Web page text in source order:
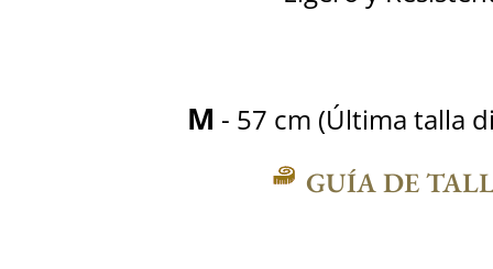
M - 57 cm (Última talla
GUÍA DE